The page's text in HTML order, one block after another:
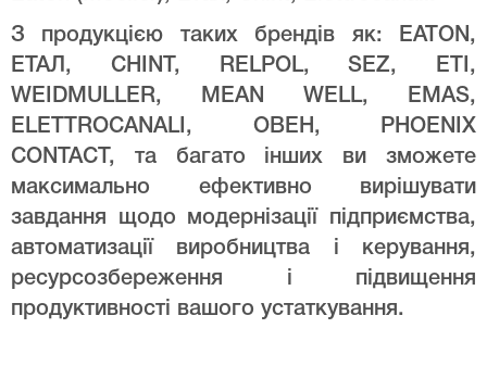
З продукцією таких брендів як: EATON,
ЕТАЛ, CHINT, RELPOL, SEZ, ETI,
WEIDMULLER, MEAN WELL, EMAS,
ELETTROCANALI, ОВЕН, PHOENIX
CONTACT, та багато інших ви зможете
максимально ефективно вирішувати
завдання щодо модернізації підприємства,
автоматизації виробництва і керування,
ресурсозбереження і підвищення
продуктивності вашого устаткування.